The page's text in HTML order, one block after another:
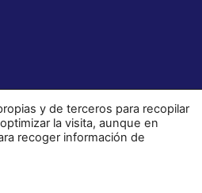
Todos los derechos reservados.
y de terceros para recopilar
la visita, aunque en
recoger información de